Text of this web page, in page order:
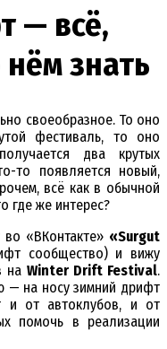
— всё,
знать
своеобразное. То оно
фестиваль, то оно
два крутых
то появляется новый,
всё как в обычной
где же интерес?
«ВКонтакте» «Surgut
сообщество) и вижу
на Winter Drift Festival.
— на носу зимний дрифт
и от автоклубов, и от
помочь в реализации